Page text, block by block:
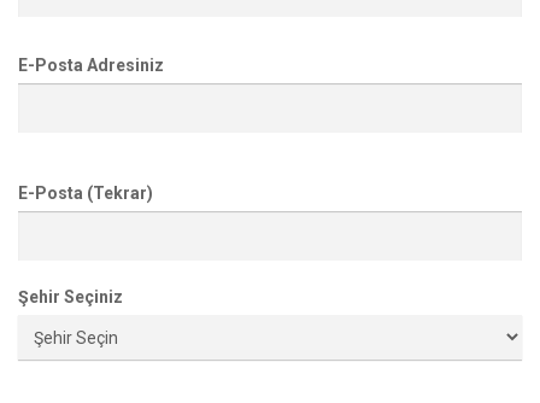
E-Posta Adresiniz
E-Posta (Tekrar)
Şehir Seçiniz